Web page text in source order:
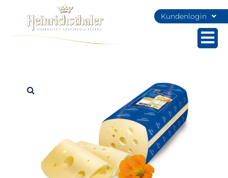
Kundenlogin